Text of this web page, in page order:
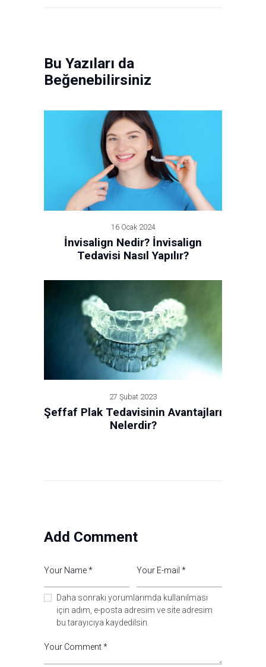
Bu Yazıları da
Beğenebilirsiniz
16 Ocak 2024
İnvisalign Nedir? İnvisalign
Tedavisi Nasıl Yapılır?
27 Şubat 2023
Şeffaf Plak Tedavisinin Avantajları
Nelerdir?
Add Comment
Daha sonraki yorumlarımda kullanılması
için adım, e-posta adresim ve site adresim
bu tarayıcıya kaydedilsin.